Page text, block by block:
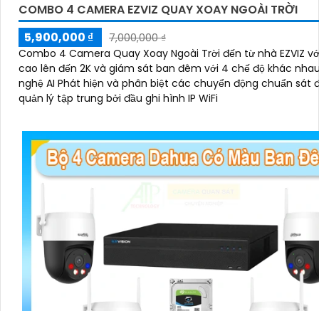
COMBO 4 CAMERA EZVIZ QUAY XOAY NGOÀI TRỜI
5,900,000 ₫
7,000,000 ₫
Combo 4 Camera Quay Xoay Ngoài Trời đến từ nhà EZVIZ
cao lên đến 2K và giám sát ban đêm với 4 chế độ khác
nghệ AI Phát hiện và phân biệt các chuyển động chuẩn sát
quản lý tập trung bởi đầu ghi hình IP WiFi